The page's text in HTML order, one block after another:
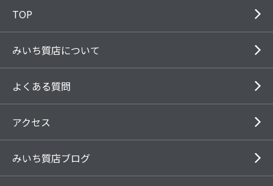
TOP
みいち質店について
よくある質問
アクセス
みいち質店ブログ